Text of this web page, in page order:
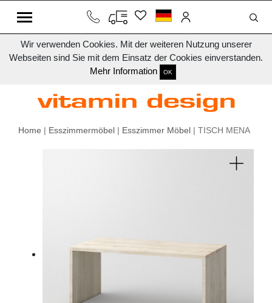
Wir verwenden Cookies. Mit der weiteren Nutzung unserer
Webseiten sind Sie mit dem Einsatz der Cookies einverstanden.
Mehr Information
OK
Home | Esszimmermöbel | Esszimmer Möbel | TISCH MENA